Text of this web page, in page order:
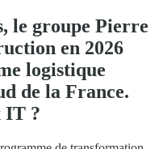
le groupe Pierre
en 2026
logistique
de la France.
IT ?